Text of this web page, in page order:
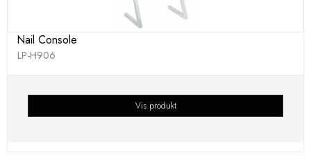
Nail Console
LP-H906
Vis produkt